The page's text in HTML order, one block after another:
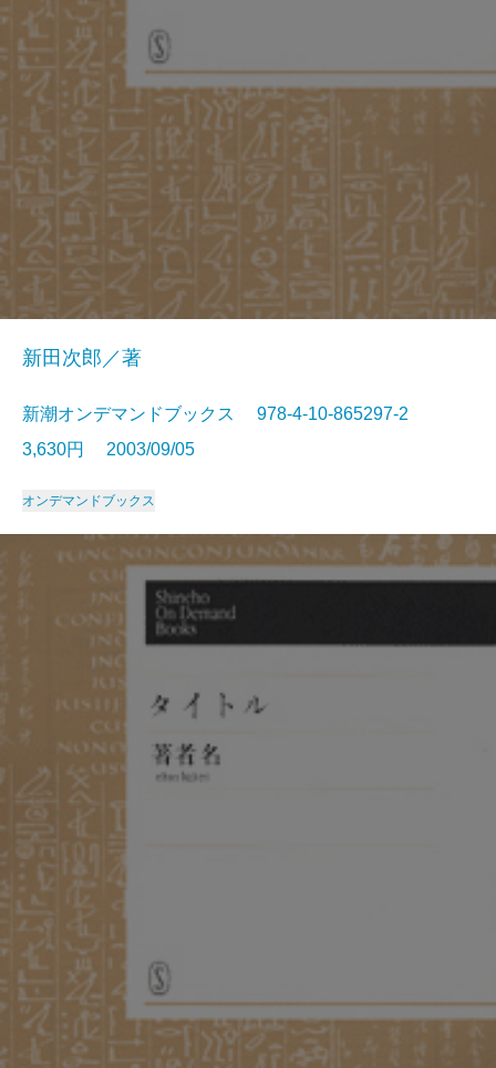
新田次郎／著
新潮オンデマンドブックス 978-4-10-865297-2
3,630円 2003/09/05
オンデマンドブックス